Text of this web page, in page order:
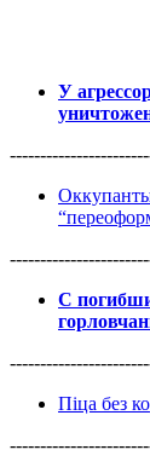
У
С
Піца без